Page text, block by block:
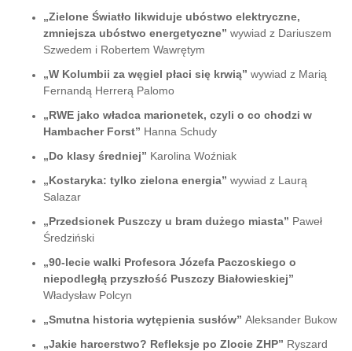
„Zielone Światło likwiduje ubóstwo elektryczne,
zmniejsza ubóstwo energetyczne” wywiad z Dariuszem
Szwedem i Robertem Wawrętym
„W Kolumbii za węgiel płaci się krwią” wywiad z Marią
Fernandą Herrerą Palomo
„RWE jako władca marionetek, czyli o co chodzi w
Hambacher Forst” Hanna Schudy
„Do klasy średniej” Karolina Woźniak
„Kostaryka: tylko zielona energia” wywiad z Laurą
Salazar
„Przedsionek Puszczy u bram dużego miasta” Paweł
Średziński
„90-lecie walki Profesora Józefa Paczoskiego o
niepodległą przyszłość Puszczy Białowieskiej”
Władysław Polcyn
„Smutna historia wytępienia susłów” Aleksander Bukow
„Jakie harcerstwo? Refleksje po Zlocie ZHP” Ryszard